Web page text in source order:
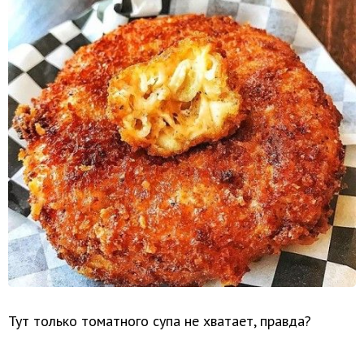
Тут только томатного супа не хватает, правда?